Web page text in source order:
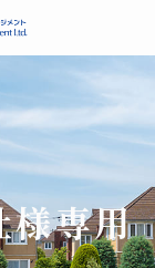
様専用